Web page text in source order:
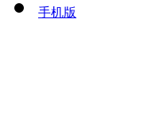
手机版